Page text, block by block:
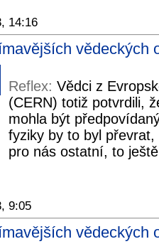
14:16
vědeckých
Reflex: Vědci z
(CERN) totiž potvrdili,
mohla být
fyziky by to byl
pro nás ostatní, to
9:05
vědeckých